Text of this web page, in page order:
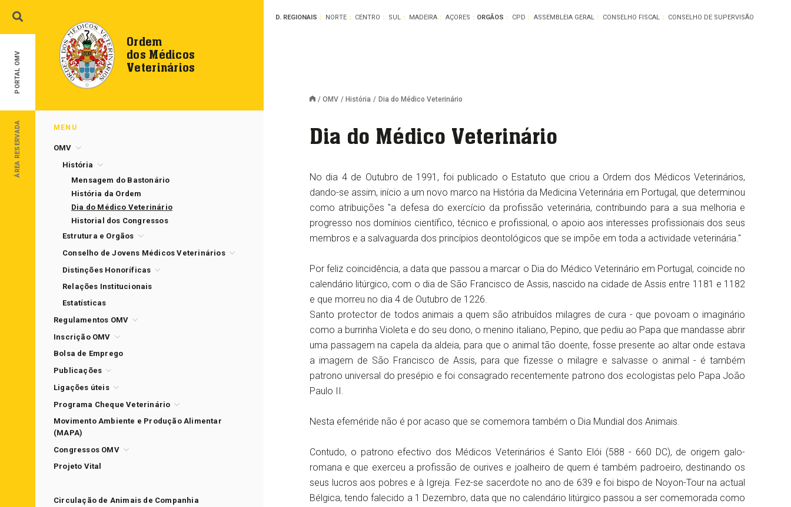
D. REGIONAIS NORTE CENTRO SUL MADEIRA AÇORES ORGÃOS CPD ASSEMBLEIA GERAL CONSELHO FISCAL CONSELHO DE SUPERVISÃO
OMV História Dia do Médico Veterinário
Dia do Médico Veterinário
No dia 4 de Outubro de 1991, foi publicado o Estatuto que criou a Ordem dos Médicos Veterinários,
dando-se assim, início a um novo marco na História da Medicina Veterinária em Portugal, que determinou
como atribuições "a defesa do exercício da profissão veterinária, contribuindo para a sua melhoria e
progresso nos domínios científico, técnico e profissional, o apoio aos interesses profissionais dos seus
membros e a salvaguarda dos princípios deontológicos que se impõe em toda a actividade veterinária."
Por feliz coincidência, a data que passou a marcar o Dia do Médico Veterinário em Portugal, coincide no
calendário litúrgico, com o dia de São Francisco de Assis, nascido na cidade de Assis entre 1181 e 1182
e que morreu no dia 4 de Outubro de 1226.
Santo protector de todos animais a quem são atribuídos milagres de cura - que povoam o imaginário
como a burrinha Violeta e do seu dono, o menino italiano, Pepino, que pediu ao Papa que mandasse abrir
uma passagem na capela da aldeia, para que o animal tão doente, fosse presente ao altar onde estava
a imagem de São Francisco de Assis, para que fizesse o milagre e salvasse o animal - é também
patrono universal do presépio e foi consagrado recentemente patrono dos ecologistas pelo Papa João
Paulo II.
Nesta efeméride não é por acaso que se comemora também o Dia Mundial dos Animais.
Contudo, o patrono efectivo dos Médicos Veterinários é Santo Elói (588 - 660 DC), de origem galo-
romana e que exerceu a profissão de ourives e joalheiro de quem é também padroeiro, destinando os
seus lucros aos pobres e à Igreja. Fez-se sacerdote no ano de 639 e foi bispo de Noyon-Tour na actual
Bélgica, tendo falecido a 1 Dezembro, data que no calendário litúrgico passou a ser comemorada como
Ordem
dos Médicos
Veterinários
MENU
OMV
História
Mensagem do Bastonário
História da Ordem
Dia do Médico Veterinário
Historial dos Congressos
Estrutura e Orgãos
Conselho de Jovens Médicos Veterinários
Distinções Honoríficas
Relações Institucionais
Estatísticas
Regulamentos OMV
Inscrição OMV
Bolsa de Emprego
Publicações
Ligações úteis
Programa Cheque Veterinário
Movimento Ambiente e Produção Alimentar
(MAPA)
Congressos OMV
Projeto Vital
Circulação de Animais de Companhia
ÁREA RESERVADA
PORTAL OMV